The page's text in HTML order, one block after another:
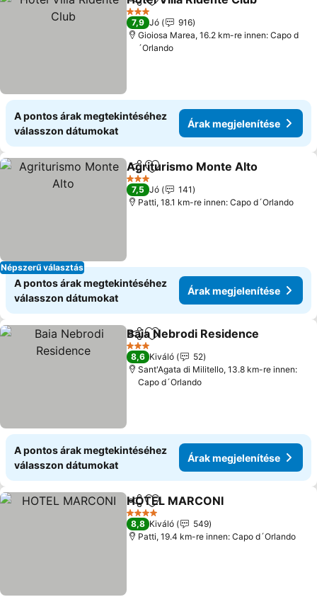
Megosztás
Hozzáadás a kedvencekhez
3 Kategória
7,9 Jó
916
Gioiosa Marea, 16.2 km-re innen: Capo d
´Orlando
A pontos árak megtekintéséhez
válasszon dátumokat
Árak megjelenítése
Népszerű választás
Megosztás
Hozzáadás a kedvencekhez
Agriturismo Monte Alto
3 Kategória
7,5 Jó
141
Patti, 18.1 km-re innen: Capo d´Orlando
A pontos árak megtekintéséhez
válasszon dátumokat
Árak megjelenítése
Megosztás
Hozzáadás a kedvencekhez
Baia Nebrodi Residence
3 Kategória
8,6 Kiváló
52
Sant'Agata di Militello, 13.8 km-re innen:
Capo d´Orlando
A pontos árak megtekintéséhez
válasszon dátumokat
Árak megjelenítése
Megosztás
Hozzáadás a kedvencekhez
HOTEL MARCONI
4 Kategória
8,8 Kiváló
549
Patti, 19.4 km-re innen: Capo d´Orlando